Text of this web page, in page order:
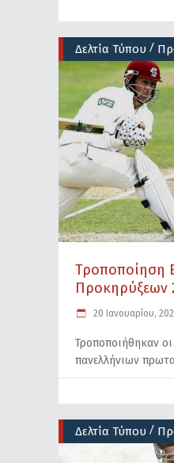
Δελτία Τύπου /
Τροποποίηση
Προκηρύξεων
20 Ιανουαρίου,
Τροποποιήθηκαν οι
πανελλήνιων
Δελτία Τύπου /